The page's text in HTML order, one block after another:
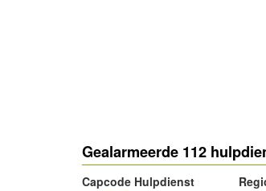
Gealarmeerde 112
Capcode Hulpdienst